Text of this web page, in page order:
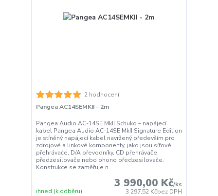
2 hodnocení
Pangea AC14SEMKII - 2m
Pangea Audio AC-14SE MkII Schuko – napájecí
kabel Pangea Audio AC-14SE MkII Signature Edition
je stíněný napájecí kabel navržený především pro
zdrojové a linkové komponenty, jako jsou síťové
přehrávače, D/A převodníky, CD přehrávače,
předzesilovače nebo phono předzesilovače.
Konstrukce se zaměřuje n...
3 990,00 Kč/ks
3 297,52 Kčbez DPH
ihned (k odběru)